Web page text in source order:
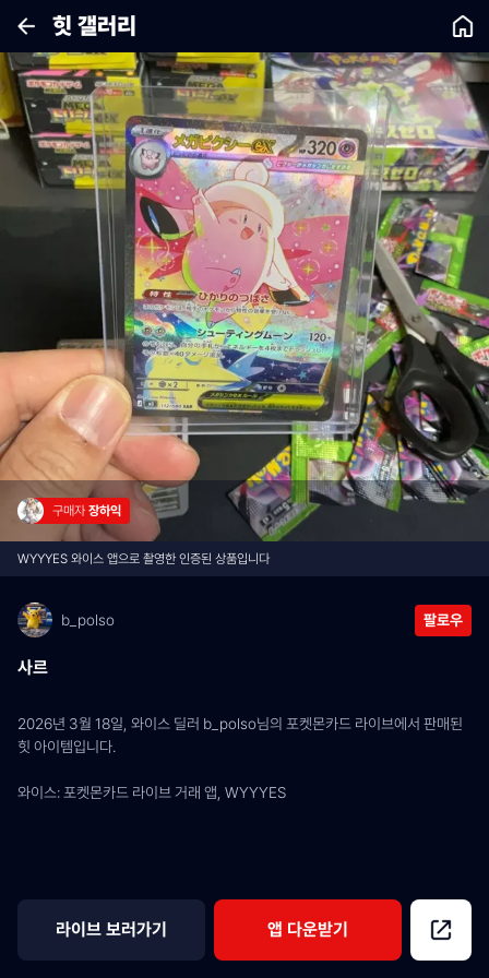
힛 갤러리
구매자 장하익
WYYYES 와이스 앱으로 촬영한 인증된 상품입니다
b_polso 팔로우
사르
2026년 3월 18일, 와이스 딜러 b_polso님의 포켓몬카드 라이브에서 판매된
힛 아이템입니다.
와이스: 포켓몬카드 라이브 거래 앱, WYYYES
라이브 보러가기 앱 다운받기